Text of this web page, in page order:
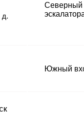
д.
Северный
Южный